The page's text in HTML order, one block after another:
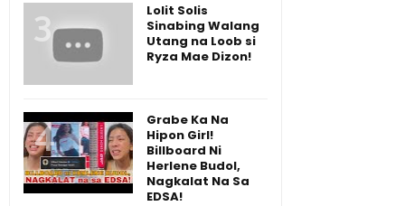
Lolit Solis
Sinabing Walang
Utang na Loob si
Ryza Mae Dizon!
Grabe Ka Na
Hipon Girl!
Billboard Ni
Herlene Budol,
Nagkalat Na Sa
EDSA!